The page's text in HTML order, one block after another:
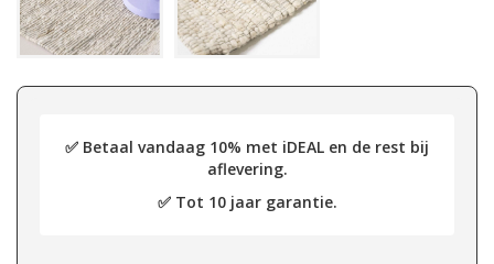
✅ Betaal vandaag 10% met iDEAL en de rest bij
aflevering.
✅ Tot 10 jaar garantie.